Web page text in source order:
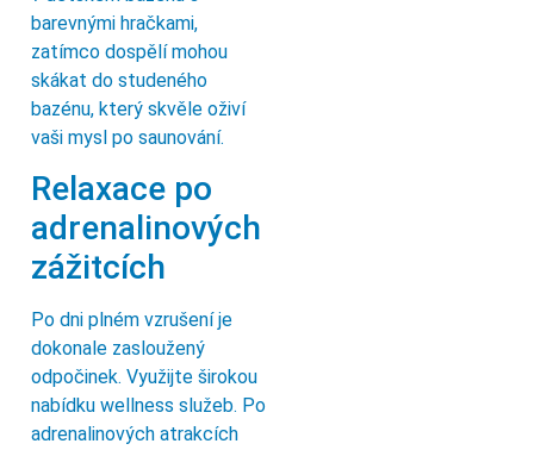
barevnými hračkami,
zatímco dospělí mohou
skákat do studeného
bazénu, který skvěle oživí
vaši mysl po saunování.
Relaxace po
adrenalinových
zážitcích
Po dni plném vzrušení je
dokonale zasloužený
odpočinek. Využijte širokou
nabídku wellness služeb. Po
adrenalinových atrakcích